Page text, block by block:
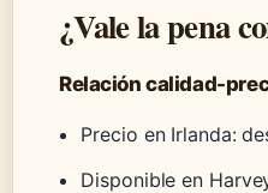
¿Vale la pena
Relación calidad-
Precio en Irlanda:
Disponible en